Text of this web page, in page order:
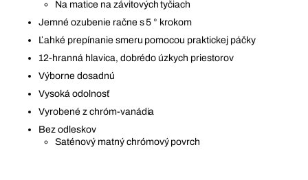
Na matice na závitových tyčiach
Jemné ozubenie račne s 5 ° krokom
Ľahké prepínanie smeru pomocou praktickej páčky
12-hranná hlavica, dobrédo úzkych priestorov
Výborne dosadnú
Vysoká odolnosť
Vyrobené z chróm-vanádia
Bez odleskov
Saténový matný chrómový povrch